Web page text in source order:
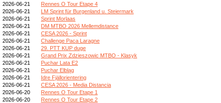
2026-06-21
Rennes O Tour Etape 4
2026-06-21
LM Sprint für Burgenland u. Steiermark
2026-06-21
Sprint Morlaas
2026-06-21
DM MTBO 2026 Mellemdistance
2026-06-21
CESA 2026 - Sprint
2026-06-21
Challenge Paca Laragne
2026-06-21
29. PTT KUP duge
2026-06-21
Grand Prix Zdzieszowic MTBO - Klasyk
2026-06-21
Puchar Lata E2
2026-06-21
Puchar Elbląg
2026-06-21
Idre Fjällorientering
2026-06-21
CESA 2026 - Media Distancia
2026-06-20
Rennes O Tour Etape 1
2026-06-20
Rennes O Tour Etape 2